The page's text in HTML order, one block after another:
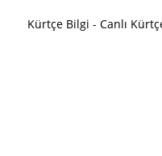
Kürtçe Bilgi - Canlı